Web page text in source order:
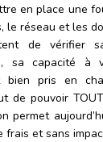
en place une
le réseau et les
de vérifier
sa capacité
bien pris en
de pouvoir
permet
frais et sans